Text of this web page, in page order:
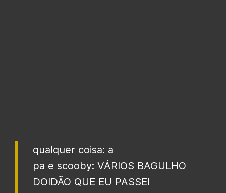
qualquer coisa: a
pa e scooby: VÁRIOS BAGULHO
DOIDÃO QUE EU PASSEI